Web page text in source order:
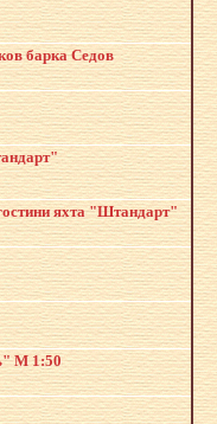
барка Седов
яхта "Штандарт"
М 1:50